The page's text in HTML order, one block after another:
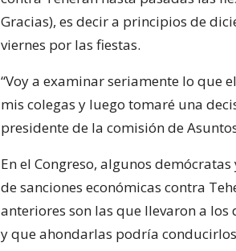
Gracias), es decir a principios de
viernes por las fiestas.
“Voy a examinar seriamente lo que
mis colegas y luego tomaré una
presidente de la comisión de
En el Congreso, algunos
de sanciones económicas contra
anteriores son las que llevaron a
y que ahondarlas podría